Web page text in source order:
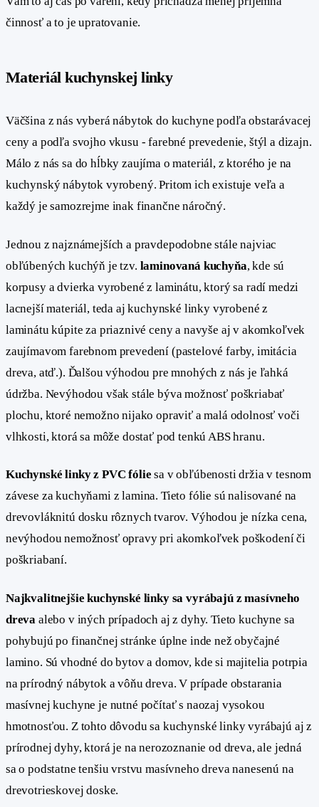
činnosť a to je upratovanie.
Materiál kuchynskej linky
Väčšina z nás vyberá nábytok do kuchyne podľa obstarávacej
ceny a podľa svojho vkusu - farebné prevedenie, štýl a dizajn.
Málo z nás sa do hĺbky zaujíma o materiál, z ktorého je na
kuchynský nábytok vyrobený. Pritom ich existuje veľa a
každý je samozrejme inak finančne náročný.
Jednou z najznámejších a pravdepodobne stále najviac
obľúbených kuchýň je tzv. laminovaná kuchyňa, kde sú
korpusy a dvierka vyrobené z laminátu, ktorý sa radí medzi
lacnejší materiál, teda aj kuchynské linky vyrobené z
laminátu kúpite za priaznivé ceny a navyše aj v akomkoľvek
zaujímavom farebnom prevedení (pastelové farby, imitácia
dreva, atď.). Ďalšou výhodou pre mnohých z nás je ľahká
údržba. Nevýhodou však stále býva možnosť poškriabať
plochu, ktoré nemožno nijako opraviť a malá odolnosť voči
vlhkosti, ktorá sa môže dostať pod tenkú ABS hranu.
Kuchynské linky z PVC fólie sa v obľúbenosti držia v tesnom
závese za kuchyňami z lamina. Tieto fólie sú nalisované na
drevovláknitú dosku rôznych tvarov. Výhodou je nízka cena,
nevýhodou nemožnosť opravy pri akomkoľvek poškodení či
poškriabaní.
Najkvalitnejšie kuchynské linky sa vyrábajú z masívneho
dreva alebo v iných prípadoch aj z dyhy. Tieto kuchyne sa
pohybujú po finančnej stránke úplne inde než obyčajné
lamino. Sú vhodné do bytov a domov, kde si majitelia potrpia
na prírodný nábytok a vôňu dreva. V prípade obstarania
masívnej kuchyne je nutné počítať s naozaj vysokou
hmotnosťou. Z tohto dôvodu sa kuchynské linky vyrábajú aj z
prírodnej dyhy, ktorá je na nerozoznanie od dreva, ale jedná
sa o podstatne tenšiu vrstvu masívneho dreva nanesenú na
drevotrieskovej doske.